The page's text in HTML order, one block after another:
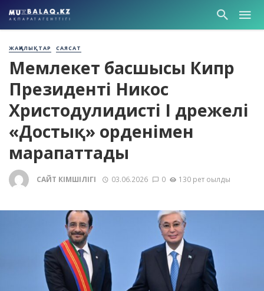
ЖАҢАЛЫҚТАР САЯСАТ
Мемлекет басшысы Кипр
Президенті Никос
Христодулидисті І дәрежелі
«Достық» орденімен
марапаттады
САЙТ ӘКІМШІЛІГІ 03.06.2026 0 130 рет оқылды